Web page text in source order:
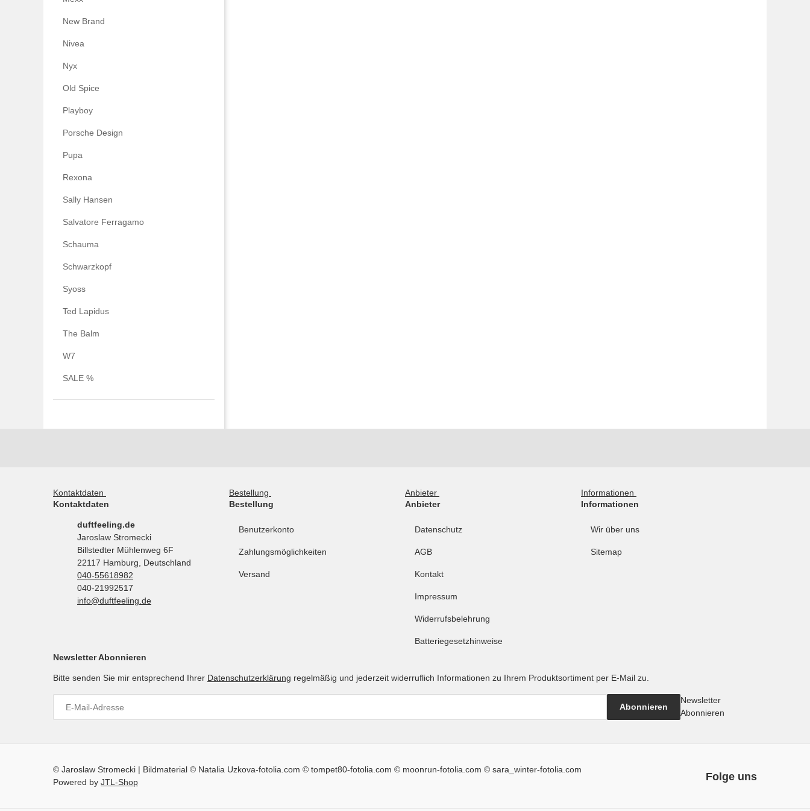
New Brand
Nivea
Nyx
Old Spice
Playboy
Porsche Design
Pupa
Rexona
Sally Hansen
Salvatore Ferragamo
Schauma
Schwarzkopf
Syoss
Ted Lapidus
The Balm
W7
SALE %
Kontaktdaten
Kontaktdaten
duftfeeling.de
Jaroslaw Stromecki
Billstedter Mühlenweg 6F
22117 Hamburg, Deutschland
040-55618982
040-21992517
info@duftfeeling.de
Bestellung
Bestellung
Benutzerkonto
Zahlungsmöglichkeiten
Versand
Anbieter
Anbieter
Datenschutz
AGB
Kontakt
Impressum
Widerrufsbelehrung
Batteriegesetzhinweise
Informationen
Informationen
Wir über uns
Sitemap
Newsletter Abonnieren
Bitte senden Sie mir entsprechend Ihrer Datenschutzerklärung regelmäßig und jederzeit widerruflich Informationen zu Ihrem Produktsortiment per E-Mail zu.
Abonnieren
Newsletter
Abonnieren
© Jaroslaw Stromecki | Bildmaterial © Natalia Uzkova-fotolia.com © tompet80-fotolia.com © moonrun-fotolia.com © sara_winter-fotolia.com
Powered by JTL-Shop Folge uns